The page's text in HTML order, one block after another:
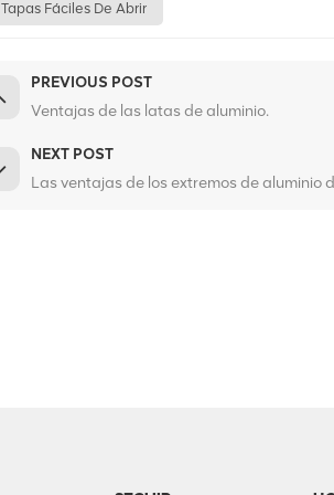
Tapas Fáciles De Abrir
PREVIOUS POST
Ventajas de las latas de aluminio.
NEXT POST
Las ventajas de los extremos de